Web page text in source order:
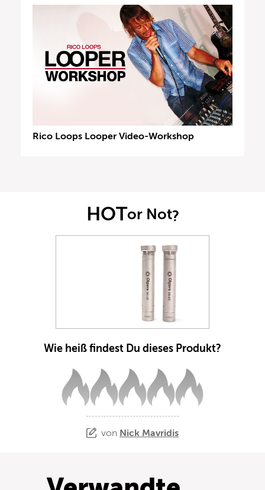
Rico Loops Looper Video-Workshop
HOTor Not?
Wie heiß findest Du dieses Produkt?
von Nick Mavridis